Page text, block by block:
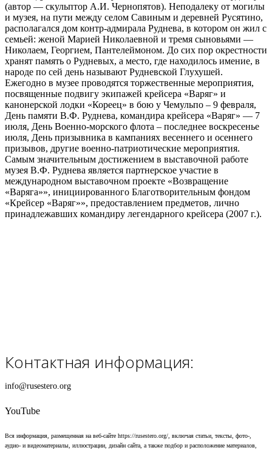
(автор — скульптор А.И. Чернопятов). Неподалеку от могилы
и музея, на пути между селом Савиным и деревней Русятино,
располагался дом контр-адмирала Руднева, в котором он жил с
семьей: женой Марией Николаевной и тремя сыновьями —
Николаем, Георгием, Пантелеймоном. До сих пор окрестности
хранят память о Рудневых, а место, где находилось имение, в
народе по сей день называют Рудневской Глухушей.
Ежегодно в музее проводятся торжественные мероприятия,
посвященные подвигу экипажей крейсера «Варяг» и
канонерской лодки «Кореец» в бою у Чемульпо – 9 февраля,
День памяти В.Ф. Руднева, командира крейсера «Варяг» — 7
июля, День Военно-морского флота – последнее воскресенье
июля, День призывника в кампаниях весеннего и осеннего
призывов, другие военно-патриотические мероприятия.
Самым значительным достижением в выставочной работе
музея В.Ф. Руднева является партнерское участие в
международном выставочном проекте «Возвращение
«Варяга»», инициированного Благотворительным фондом
«Крейсер «Варяг»», предоставлением предметов, лично
принадлежавших командиру легендарного крейсера (2007 г.).
Контактная информация:
info@rusestero.org
YouTube
Вся информация, размещенная на веб-сайте https://rusestero.org/, включая статьи, тексты, фото-,
аудио- и видеоматериалы, иллюстрации, дизайн сайта, а также подбор и расположение материалов,